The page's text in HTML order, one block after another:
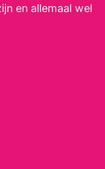
ruimte
bij de
veilig,
een
en allemaal wel